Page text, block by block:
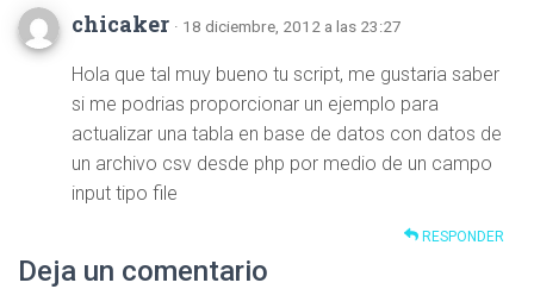
chicaker · 18 diciembre, 2012 a las 23:27
Hola que tal muy bueno tu script, me gustaria saber
si me podrias proporcionar un ejemplo para
actualizar una tabla en base de datos con datos de
un archivo csv desde php por medio de un campo
input tipo file
RESPONDER
Deja un comentario